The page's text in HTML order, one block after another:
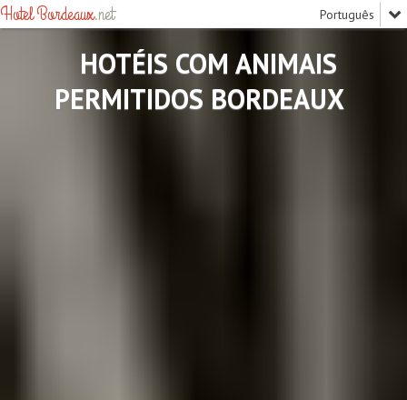
Hotel Bordeaux.net
HOTÉIS COM ANIMAIS
PERMITIDOS BORDEAUX